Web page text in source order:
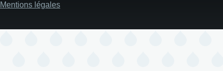
Mentions légales